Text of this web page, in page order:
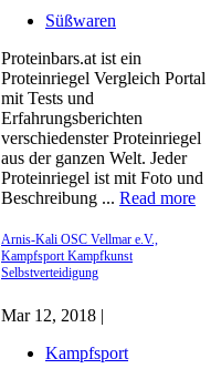
Süßwaren
Proteinbars.at ist ein
Proteinriegel Vergleich Portal
mit Tests und
Erfahrungsberichten
verschiedenster Proteinriegel
aus der ganzen Welt. Jeder
Proteinriegel ist mit Foto und
Beschreibung ... Read more
Arnis-Kali OSC Vellmar e.V.,
Kampfsport Kampfkunst
Selbstverteidigung
Mar 12, 2018 |
Kampfsport